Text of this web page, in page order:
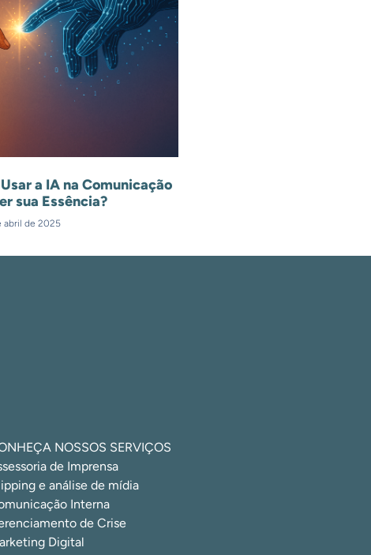
a IA na Comunicação
sua Essência?
abril de 2025
NOSSOS SERVIÇOS
de Imprensa
e análise de mídia
Interna
de Crise
Digital